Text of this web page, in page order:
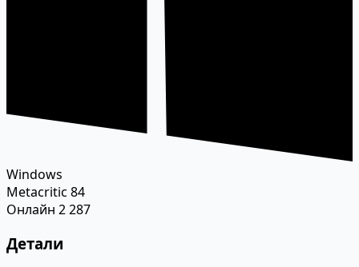
Windows
Metacritic 84
Онлайн 2 287
Детали